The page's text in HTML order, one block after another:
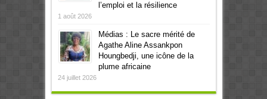
l’emploi et la résilience
1 août 2026
Médias : Le sacre mérité de
Agathe Aline Assankpon
Houngbedji, une icône de la
plume africaine
24 juillet 2026